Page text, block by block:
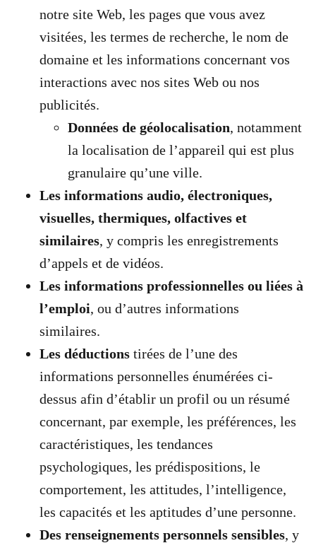
notre site Web, les pages que vous avez
visitées, les termes de recherche, le nom de
domaine et les informations concernant vos
interactions avec nos sites Web ou nos
publicités.
Données de géolocalisation, notamment
la localisation de l’appareil qui est plus
granulaire qu’une ville.
Les informations audio, électroniques,
visuelles, thermiques, olfactives et
similaires, y compris les enregistrements
d’appels et de vidéos.
Les informations professionnelles ou liées à
l’emploi, ou d’autres informations
similaires.
Les déductions tirées de l’une des
informations personnelles énumérées ci-
dessus afin d’établir un profil ou un résumé
concernant, par exemple, les préférences, les
caractéristiques, les tendances
psychologiques, les prédispositions, le
comportement, les attitudes, l’intelligence,
les capacités et les aptitudes d’une personne.
Des renseignements personnels sensibles, y